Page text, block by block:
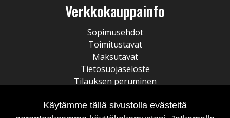
Verkkokauppainfo
Sopimusehdot
Toimitustavat
Maksutavat
Tietosuojaseloste
Tilauksen peruminen
Käytämme tällä sivustolla evästeitä